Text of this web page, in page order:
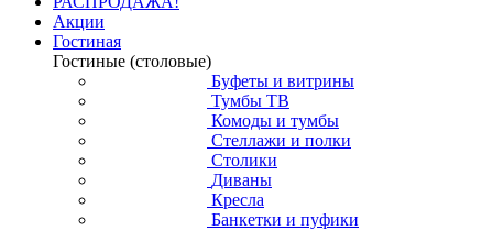
Акции
Гостиная
Гостиные (столовые)
Буфеты и витрины
Тумбы ТВ
Комоды и тумбы
Стеллажи и полки
Столики
Диваны
Кресла
Банкетки и пуфики